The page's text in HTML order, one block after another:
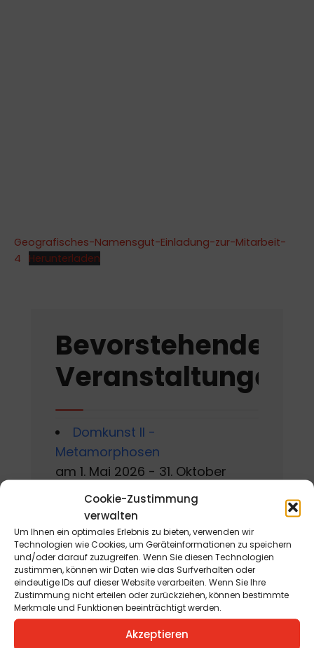
Cookie-Zustimmung
verwalten
Um Ihnen ein optimales Erlebnis zu bieten, verwenden wir
Technologien wie Cookies, um Geräteinformationen zu speichern
und/oder darauf zuzugreifen. Wenn Sie diesen Technologien
zustimmen, können wir Daten wie das Surfverhalten oder
eindeutige IDs auf dieser Website verarbeiten. Wenn Sie Ihre
Zustimmung nicht erteilen oder zurückziehen, können bestimmte
Merkmale und Funktionen beeinträchtigt werden.
Akzeptieren
Geografisches-Namensgut-Einladung-zur-Mitarbeit-
4
Herunterladen
Bevorstehende
Veranstaltungen
Domkunst II -
Metamorphosen
am 1. Mai 2026 - 31. Oktober
2026
Gackern 2026
am 7. August 2026 - 16. August
2026
Sommerworkshop der
Kärntner Kindermalschule in St.